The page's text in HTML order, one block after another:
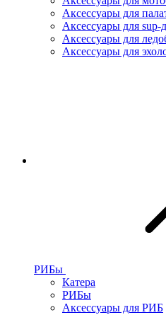
Аксессуары для
Аксессуары для sup-
Аксессуары для
Аксессуары для
РИБы
Катера
РИБы
Аксессуары для РИБ